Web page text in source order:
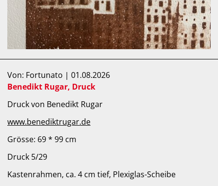
Von: Fortunato | 01.08.2026
Benedikt Rugar, Druck
Druck von Benedikt Rugar
www.benediktrugar.de
Grösse: 69 * 99 cm
Druck 5/29
Kastenrahmen, ca. 4 cm tief, Plexiglas-Scheibe